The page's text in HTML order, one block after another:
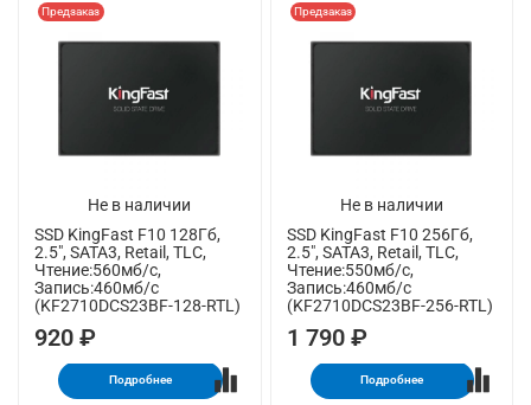
Не в наличии
Предзаказ
SSD KingFast F10 128Гб,
2.5", SATA3, Retail, TLC,
Чтение:560мб/с,
Запись:460мб/с
(KF2710DCS23BF-128-RTL)
920 ₽
Подробнее
Не в наличии
Предзаказ
SSD KingFast F10 256Гб,
2.5", SATA3, Retail, TLC,
Чтение:550мб/с,
Запись:460мб/с
(KF2710DCS23BF-256-RTL)
1 790 ₽
Подробнее